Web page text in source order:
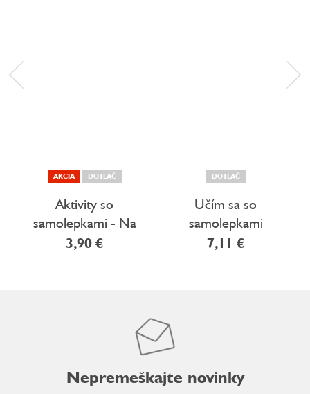
AKCIA DOTLAČ
Aktivity so
samolepkami - Na
stavbe
3,90 €
DOTLAČ
Učím sa so
samolepkami
7,11 €
Nepremeškajte novinky